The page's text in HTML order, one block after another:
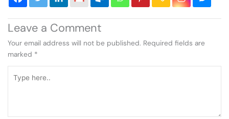
Leave a Comment
Your email address will not be published. Required fields are
marked *
here..